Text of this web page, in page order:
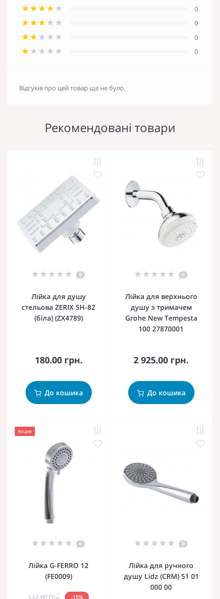
0
0
0
0
Відгуків про цей товар ще не було.
Рекомендовані товари
0
Лійка для душу
стельова ZERIX SH-82
(біла) (ZX4789)
180.00 грн.
До кошика
0
Лійка для верхнього
душу з тримачем
Grohe New Tempesta
100 27870001
2 925.00 грн.
До кошика
Акция
0
Лійка G-FERRO 12
(FE0009)
137.00 грн. -15%
0
Лійка для ручного
душу Lidz (CRM) 51 01
000 00